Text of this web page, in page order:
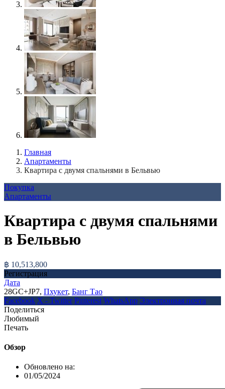
Главная
Апартаменты
Квартира с двумя спальнями в Бельвью
Покупка
Апартаменты
Квартира с двумя спальнями
в Бельвью
฿ 10,513,800
Регистрация
Дата
28GC+JP7, Пхукет, Банг Тао
Facebook X - Twitter Pinterest WhatsApp Электронная почта
Поделиться
Любимый
Печать
Обзор
Обновлено на:
01/05/2024